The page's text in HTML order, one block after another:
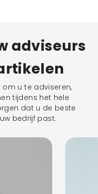
adviseurs
u te adviseren,
tijdens het hele
dat u de beste
bedrijf past.